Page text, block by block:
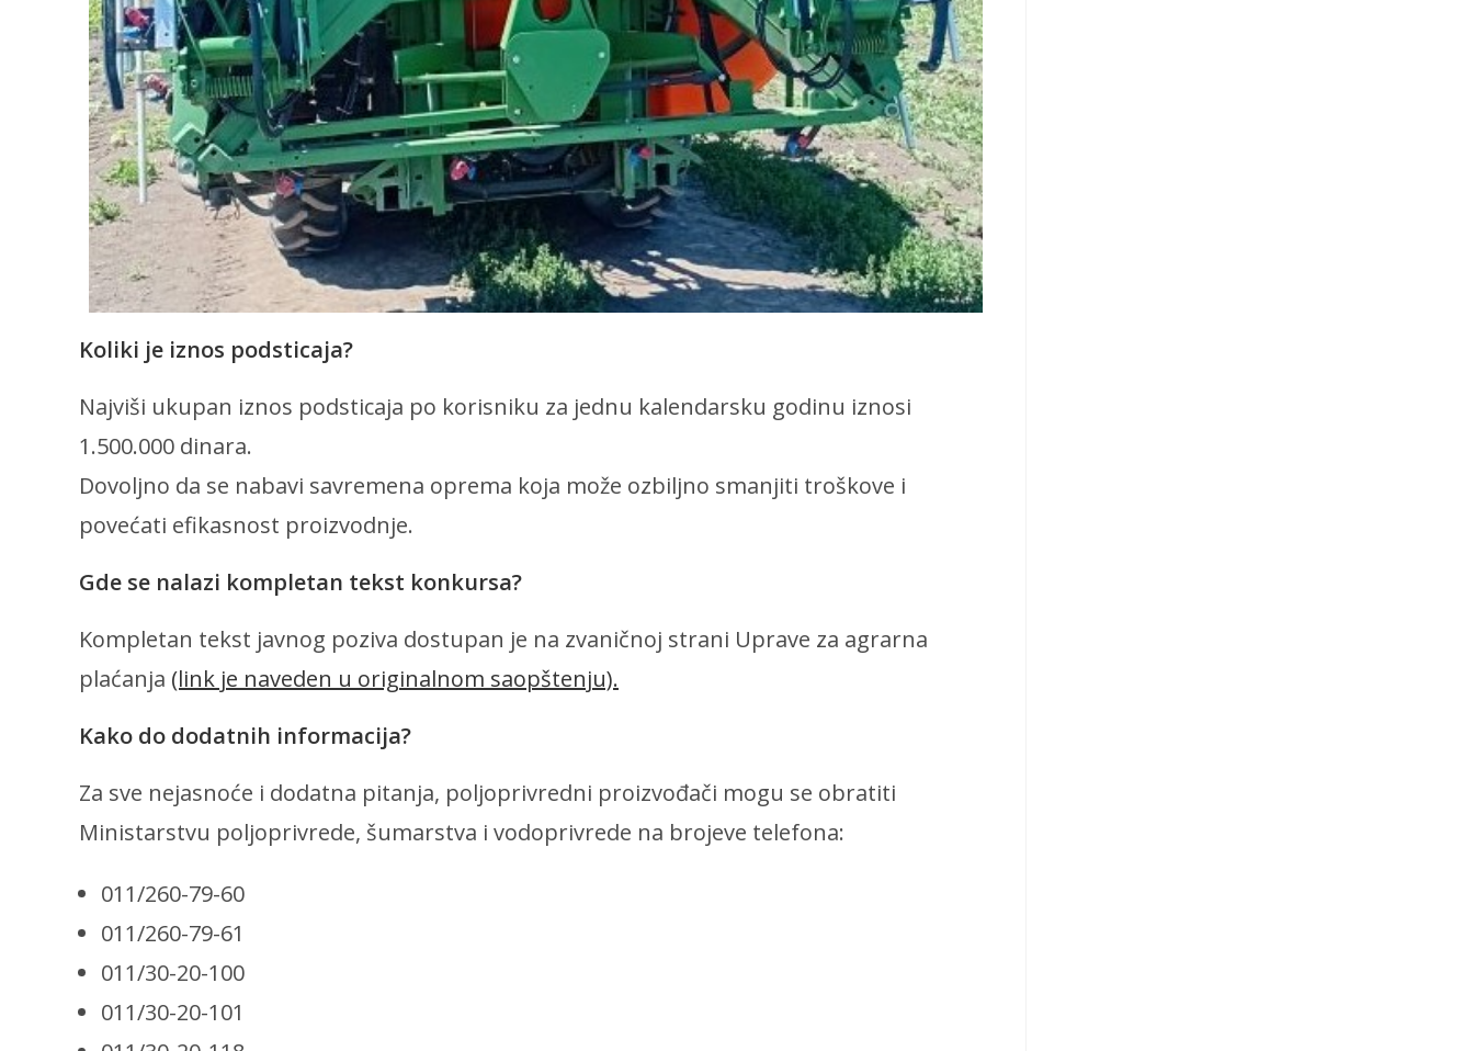
Koliki je iznos podsticaja?
Najviši ukupan iznos podsticaja po korisniku za jednu kalendarsku godinu iznosi
1.500.000 dinara.
Dovoljno da se nabavi savremena oprema koja može ozbiljno smanjiti troškove i
povećati efikasnost proizvodnje.
Gde se nalazi kompletan tekst konkursa?
Kompletan tekst javnog poziva dostupan je na zvaničnoj strani Uprave za agrarna
plaćanja (link je naveden u originalnom saopštenju).
Kako do dodatnih informacija?
Za sve nejasnoće i dodatna pitanja, poljoprivredni proizvođači mogu se obratiti
Ministarstvu poljoprivrede, šumarstva i vodoprivrede na brojeve telefona:
011/260-79-60
011/260-79-61
011/30-20-100
011/30-20-101